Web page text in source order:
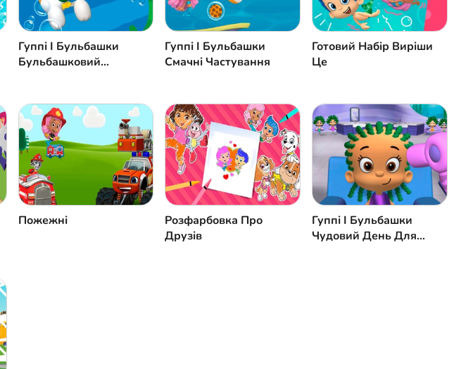
Гуппі І Бульбашки
Бульбашковий
Гуппі І Бульбашки
Смачні Частування
Готовий Набір Виріши
Це
Пожежні
Розфарбовка Про
Друзів
Гуппі І Бульбашки
Чудовий День Для